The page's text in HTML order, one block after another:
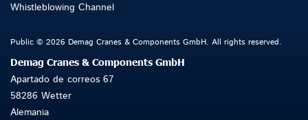
Whistleblowing Channel
Public © 2026 Demag Cranes & Components GmbH. All rights reserved.
Demag Cranes & Components GmbH
Apartado de correos 67
58286 Wetter
Alemania